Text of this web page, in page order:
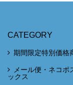
CATEGORY
期間限定特別価格
メール便・ネコポ
ックス